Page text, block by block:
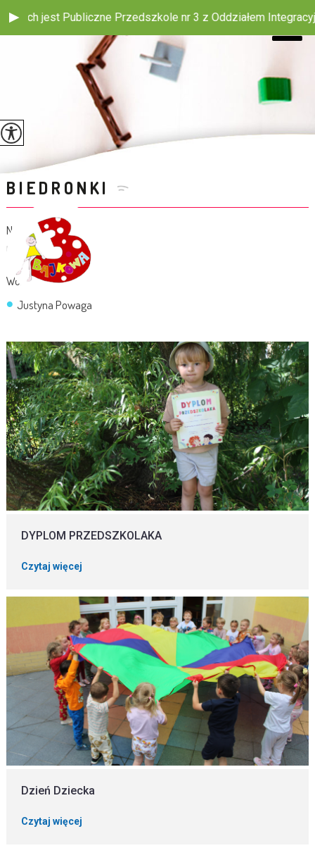
Integracyjnym w Oleśnie ,,Bajkowa Trójeczka"
BIEDRONKI
Nauczycielka:
mgr Ewa Orzeszyna
Woźna:
Justyna Powaga
DYPLOM PRZEDSZKOLAKA
Czytaj więcej
Dzień Dziecka
Czytaj więcej